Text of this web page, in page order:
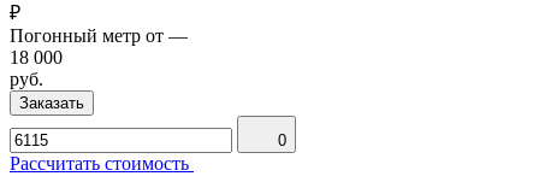
₽
Погонный метр от —
18 000
руб.
Заказать
0
Рассчитать стоимость